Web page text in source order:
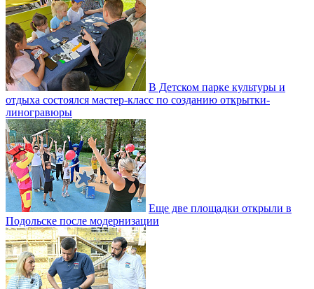
В Детском парке культуры и
отдыха состоялся мастер-класс по созданию открытки-
линогравюры
Еще две площадки открыли в
Подольске после модернизации